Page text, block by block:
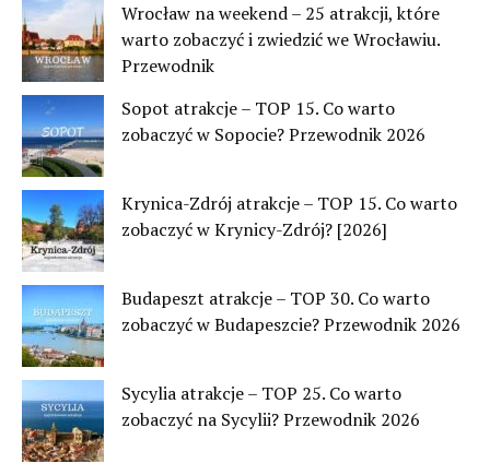
Wrocław na weekend – 25 atrakcji, które
warto zobaczyć i zwiedzić we Wrocławiu.
Przewodnik
Sopot atrakcje – TOP 15. Co warto
zobaczyć w Sopocie? Przewodnik 2026
Krynica-Zdrój atrakcje – TOP 15. Co warto
zobaczyć w Krynicy-Zdrój? [2026]
Budapeszt atrakcje – TOP 30. Co warto
zobaczyć w Budapeszcie? Przewodnik 2026
Sycylia atrakcje – TOP 25. Co warto
zobaczyć na Sycylii? Przewodnik 2026